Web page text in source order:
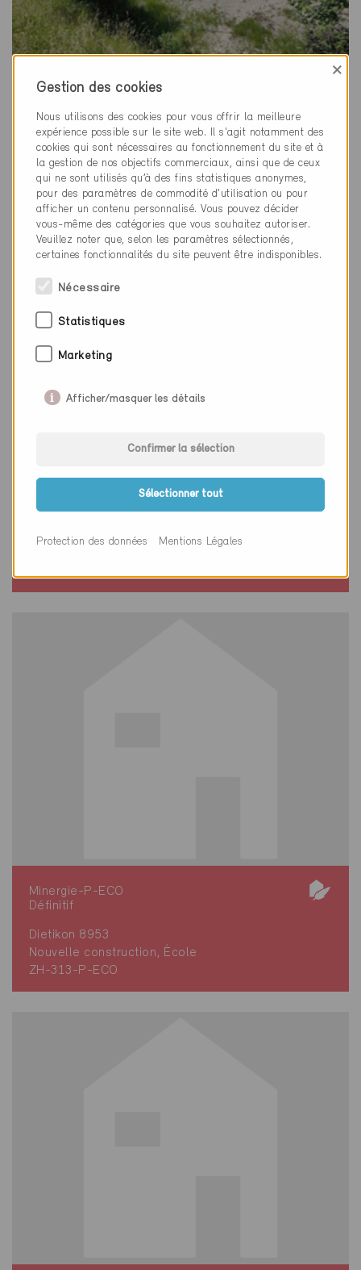
Minergie
Zürich 8008
Nouvelle construction, Habitat individuel
ZH-10008, ... (4)
Définitif
Suhr 5034
Minergie-P-ECO
Définitif
Dietikon 8953
Nouvelle construction, École
ZH-313-P-ECO
Gestion des cookies
×
Nous utilisons des cookies pour vous offrir la meilleure
expérience possible sur le site web. Il s'agit notamment des
cookies qui sont nécessaires au fonctionnement du site et à
la gestion de nos objectifs commerciaux, ainsi que de ceux
qui ne sont utilisés qu’à des fins statistiques anonymes,
pour des paramètres de commodité d’utilisation ou pour
afficher un contenu personnalisé. Vous pouvez décider
vous-même des catégories que vous souhaitez autoriser.
Veuillez noter que, selon les paramètres sélectionnés,
certaines fonctionnalités du site peuvent être indisponibles.
Nécessaire
Statistiques
Marketing
Afficher/masquer les détails
Confirmer la sélection
Sélectionner tout
Protection des données Mentions Légales